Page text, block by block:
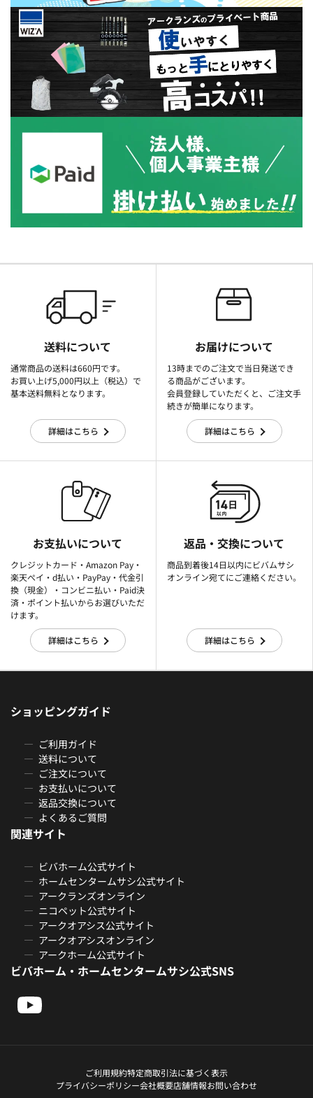
送料について
通常商品の送料は660円です。
お買い上げ5,000円以上（税込）で
基本送料無料となります。
詳細はこちら
お届けについて
13時までのご注文で当日発送でき
る商品がございます。
会員登録していただくと、ご注文手
続きが簡単になります。
詳細はこちら
お支払いについて
クレジットカード・Amazon Pay・
楽天ぺイ・d払い・PayPay・代金引
換（現金）・コンビニ払い・Paid決
済・ポイント払いからお選びいただ
けます。
詳細はこちら
返品・交換について
商品到着後14日以内にビバムサシ
オンライン宛てにご連絡ください。
詳細はこちら
ショッピングガイド
ご利用ガイド
送料について
ご注文について
お支払いについて
返品交換について
よくあるご質問
関連サイト
ビバホーム公式サイト
ホームセンタームサシ公式サイト
アークランズオンライン
ニコペット公式サイト
アークオアシス公式サイト
アークオアシスオンライン
アークホーム公式サイト
ビバホーム・ホームセンタームサシ公式SNS
ご利用規約特定商取引法に基づく表示
プライバシーポリシー会社概要店舗情報お問い合わせ